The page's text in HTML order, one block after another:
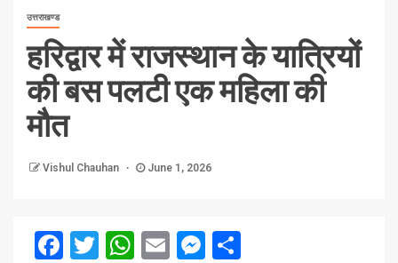
उत्तराखण्ड
हरिद्वार में राजस्थान के यात्रियों
की बस पलटी एक महिला की
मौत
Vishul Chauhan June 1, 2026
Facebook
Twitter
WhatsApp
EmailMessenger